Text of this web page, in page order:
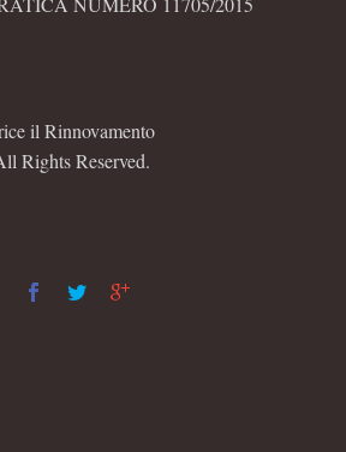
il Rinnovamento
Rights Reserved.